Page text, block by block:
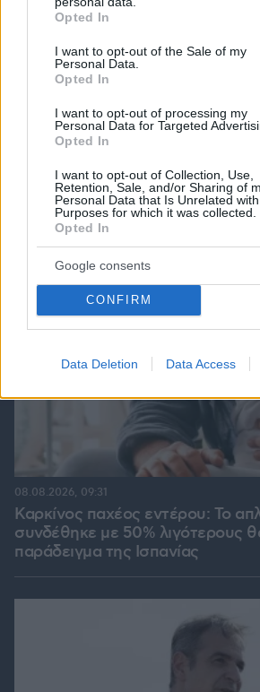
grant or deny consent to Google and its
use your data for below specified
consent section.
Opted In
I want to opt-out of the Sale of my
Personal Data.
Opted In
I want to opt-out of processing my
Personal Data for Targeted
Opted In
I want to opt-out of Collection, Use,
Retention, Sale, and/or Sharing of
Personal Data that Is Unrelated
Purposes for which it was collected.
Opted In
Google consents
CONFIRM
Data Deletion Data Access
ΔΕΙΤΕ ΟΛΑ ΤΑ GAMES
Best of Network
Καρκίνος παχέος εντέρου: Το
συνδέθηκε με 50% λιγότερους
παράδειγμα της Ισπανίας
08.08.2026, 09:31